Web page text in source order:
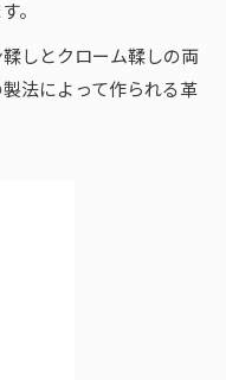
。
しとクローム鞣しの両
法によって作られる革